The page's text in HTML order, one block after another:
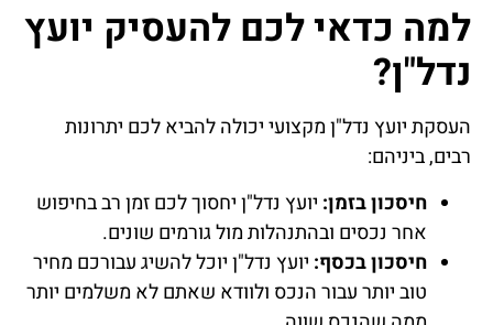
למה כדאי לכם להעסיק יועץ
נדל"ן?
העסקת יועץ נדל"ן מקצועי יכולה להביא לכם יתרונות
רבים, ביניהם:
חיסכון בזמן: יועץ נדל"ן יחסוך לכם זמן רב בחיפוש
אחר נכסים ובהתנהלות מול גורמים שונים.
חיסכון בכסף: יועץ נדל"ן יוכל להשיג עבורכם מחיר
טוב יותר עבור הנכס ולוודא שאתם לא משלמים יותר